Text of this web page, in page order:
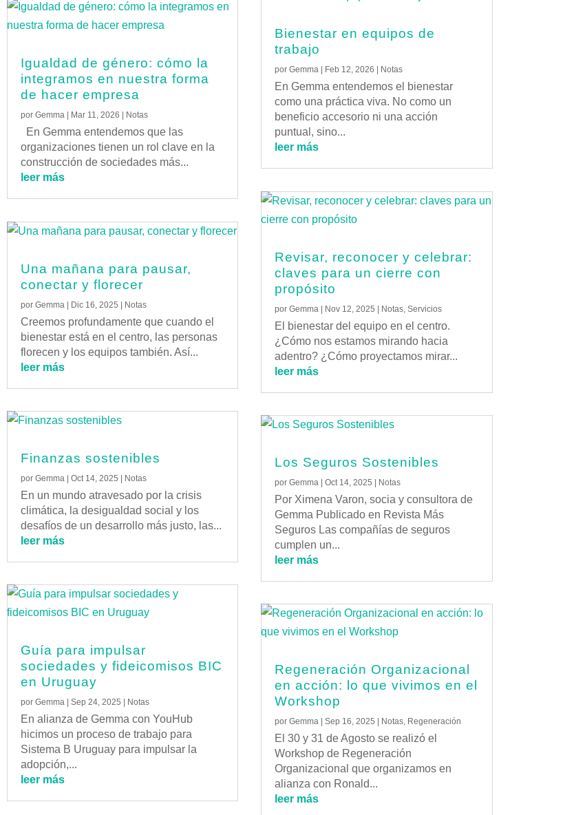
Igualdad de género: cómo la
integramos en nuestra forma
de hacer empresa
por Gemma| Mar 11, 2026 Notas
En Gemma entendemos que las
organizaciones tienen un rol clave en la
construcción de sociedades más...
leer más
Una mañana para pausar,
conectar y florecer
por Gemma | Dic 16, 2025 | Notas
Creemos profundamente que cuando el
bienestar está en el centro, las personas
florecen y los equipos también. Así...
leer más
Finanzas sostenibles
por Gemma | Oct 14, 2025 | Notas
En un mundo atravesado por la crisis
climática, la desigualdad social y los
desafíos de un desarrollo más justo, las...
leer más
Guía para impulsar
sociedades y fideicomisos BIC
en Uruguay
por Gemma| Sep 24, 2025 Notas
En alianza de Gemma con YouHub
hicimos un proceso de trabajo para
Sistema B Uruguay para impulsar la
adopción,...
leer más
Bienestar en equipos de
trabajo
por Gemma| Feb 12, 2026 Notas
En Gemma entendemos el bienestar
como una práctica viva. No como un
beneficio accesorio ni una acción
puntual, sino...
leer más
Revisar, reconocer y celebrar:
claves para un cierre con
propósito
por Gemma | Nov 12, 2025 | Notas, Servicios
El bienestar del equipo en el centro.
¿Cómo nos estamos mirando hacia
adentro? ¿Cómo proyectamos mirar...
leer más
Los Seguros Sostenibles
por Gemma | Oct 14, 2025 | Notas
Por Ximena Varon, socia y consultora de
Gemma Publicado en Revista Más
Seguros Las compañías de seguros
cumplen un...
leer más
Regeneración Organizacional
en acción: lo que vivimos en el
Workshop
por Gemma| Sep 16, 2025 Notas, Regeneración
El 30 y 31 de Agosto se realizó el
Workshop de Regeneración
Organizacional que organizamos en
alianza con Ronald...
leer más